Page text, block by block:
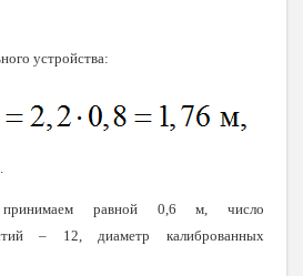
устройства:
принимаем равной 0,6 м, число
– 12, диаметр калиброванных